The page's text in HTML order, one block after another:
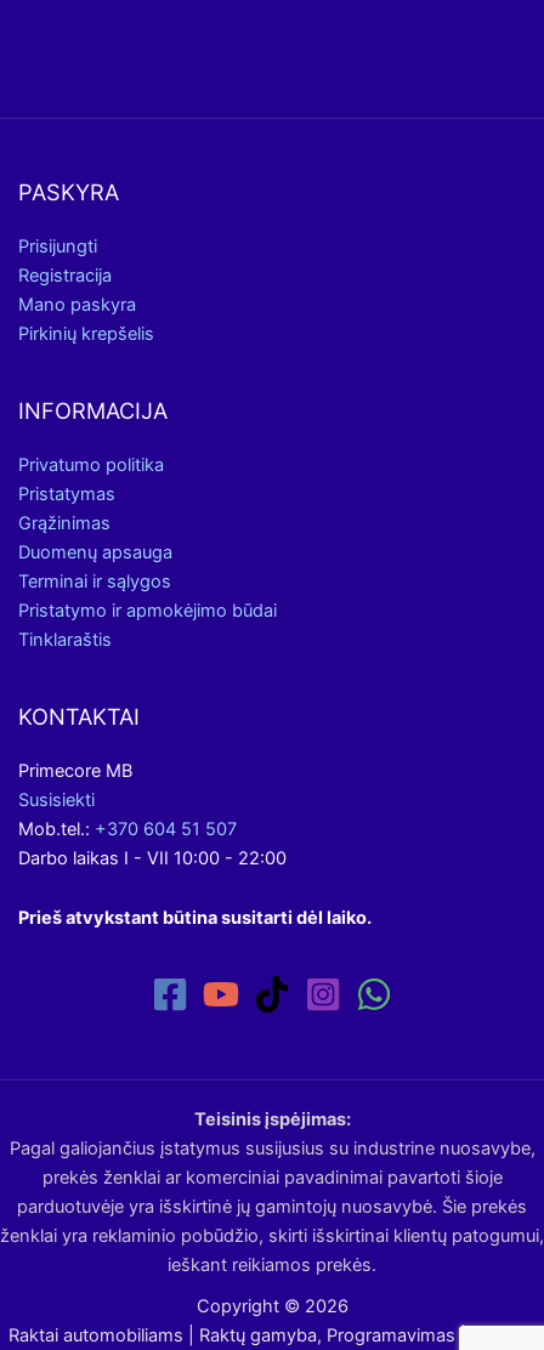
PASKYRA
Prisijungti
Registracija
Mano paskyra
Pirkinių krepšelis
INFORMACIJA
Privatumo politika
Pristatymas
Grąžinimas
Duomenų apsauga
Terminai ir sąlygos
Pristatymo ir apmokėjimo būdai
Tinklaraštis
KONTAKTAI
Primecore MB
Susisiekti
Mob.tel.: +370 604 51 507
Darbo laikas I - VII 10:00 - 22:00
Prieš atvykstant būtina susitarti dėl laiko.
Teisinis įspėjimas:
Pagal galiojančius įstatymus susijusius su industrine nuosavybe,
prekės ženklai ar komerciniai pavadinimai pavartoti šioje
parduotuvėje yra išskirtinė jų gamintojų nuosavybė. Šie prekės
ženklai yra reklaminio pobūdžio, skirti išskirtinai klientų patogumui,
ieškant reikiamos prekės.
Copyright © 2026
Raktai automobiliams | Raktų gamyba, Programavimas | Avarinis